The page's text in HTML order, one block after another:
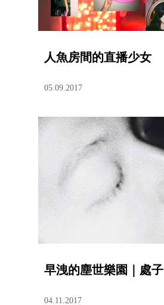
人魚房間的直播少女
05.09.2017
早洩的塵世樂園｜處子
04.11.2017